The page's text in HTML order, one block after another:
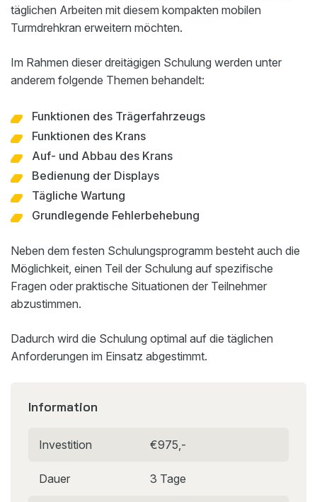
täglichen Arbeiten mit diesem kompakten mobilen
Turmdrehkran erweitern möchten.
Im Rahmen dieser dreitägigen Schulung werden unter
anderem folgende Themen behandelt:
Funktionen des Trägerfahrzeugs
Funktionen des Krans
Auf- und Abbau des Krans
Bedienung der Displays
Tägliche Wartung
Grundlegende Fehlerbehebung
Neben dem festen Schulungsprogramm besteht auch die
Möglichkeit, einen Teil der Schulung auf spezifische
Fragen oder praktische Situationen der Teilnehmer
abzustimmen.
Dadurch wird die Schulung optimal auf die täglichen
Anforderungen im Einsatz abgestimmt.
Information
Investition €975,-
Dauer 3 Tage